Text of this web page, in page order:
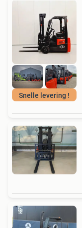
Snelle levering !